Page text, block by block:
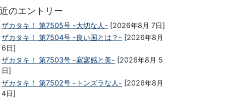
のエントリー
ザカタキ！ 第7505号 -大切な人- [2026年8月 7日]
ザカタキ！ 第7504号 -良い国とは？- [2026年8月
6日]
ザカタキ！ 第7503号 -寂寥感と美- [2026年8月 5
日]
ザカタキ！ 第7502号 -トンズラな人- [2026年8月
4日]